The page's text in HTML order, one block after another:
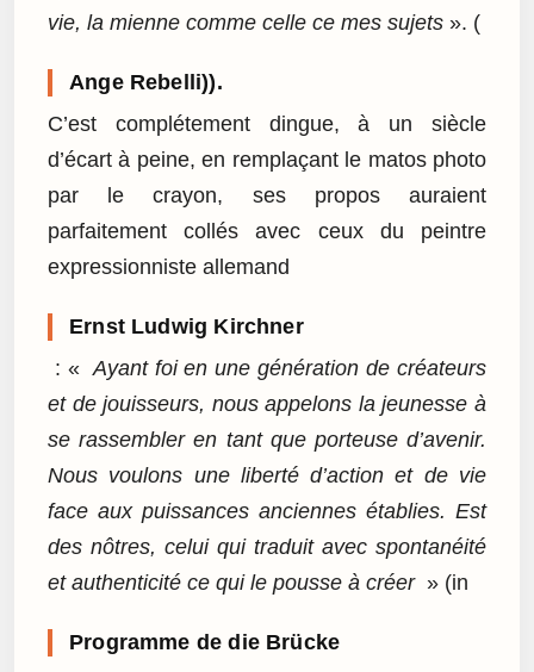
vie, la mienne comme celle ce mes sujets ». (
Ange Rebelli)).
C’est complétement dingue, à un siècle
d’écart à peine, en remplaçant le matos photo
par le crayon, ses propos auraient
parfaitement collés avec ceux du peintre
expressionniste allemand
Ernst Ludwig Kirchner
: « Ayant foi en une génération de créateurs
et de jouisseurs, nous appelons la jeunesse à
se rassembler en tant que porteuse d’avenir.
Nous voulons une liberté d’action et de vie
face aux puissances anciennes établies. Est
des nôtres, celui qui traduit avec spontanéité
et authenticité ce qui le pousse à créer » (in
Programme de die Brücke